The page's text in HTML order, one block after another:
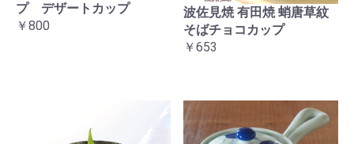
プ デザートカップ
￥800
波佐見焼 有田焼 蛸唐草紋
そばチョコカップ
￥653